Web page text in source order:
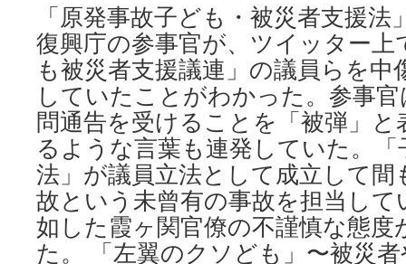
「原発事故子ども・被災者支援
復興庁の参事官が、ツイッター上
も被災者支援議連」の議員らを
していたことがわかった。参事
問通告を受けることを「被弾」と
るような言葉も連発していた。
法」が議員立法として成立して間
故という未曾有の事故を担当し
如した霞ヶ関官僚の不謹慎な態
た。 「左翼のクソども」〜被災